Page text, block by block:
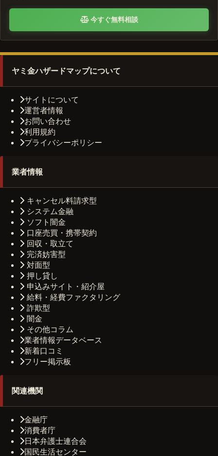
今すぐ無料相談
ヤミ金ハザードマップについて
サイトについて
運営者情報
お問い合わせ
利用規約
プライバシーポリシー
業者情報
キャンセル料請求型
システム金融
ソフト闇金
口座売買・携帯契約
回収・取立て
完済妨害型
対面型
押し貸し
申込みサイト・紹介屋
給料・経費ファクタリング
詐欺型
闇金
その他コラム
業者情報データベース
新着口コミ
フリー掲示板
関連機関
金融庁
消費者庁
日本弁護士連合会
国民生活センター